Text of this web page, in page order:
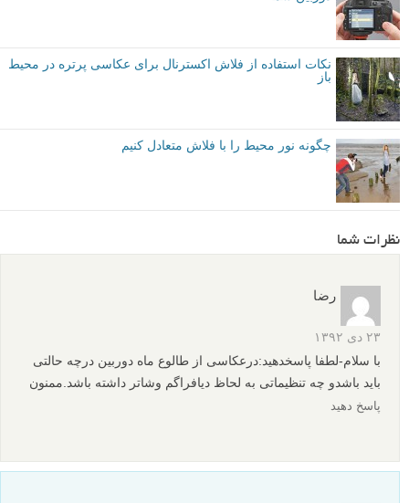
نکات استفاده از فلاش اکسترنال برای عکاسی پرتره در محیط
باز
چگونه نور محیط را با فلاش متعادل کنیم
نظرات شما
رضا
۲۳ دی ۱۳۹۲
با سلام-لطفا پاسخدهید:درعکاسی از طالوع ماه دوربین درچه حالتی
باید باشدو چه تنظیماتی به لحاظ دیافراگم وشاتر داشته باشد.ممنون
پاسخ دهید